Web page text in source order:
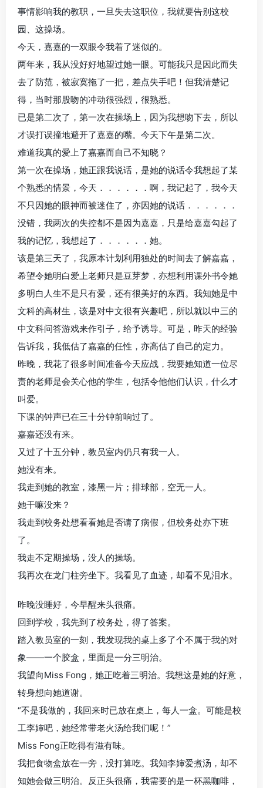
事情影响我的教职，一旦失去这职位，我就要告别这校
园、这操场。
今天，嘉嘉的一双眼令我着了迷似的。
两年来，我从没好好地望过她一眼。可能我只是因此而失
去了防范，被寂寞拖了一把，差点失手吧！但我清楚记
得，当时那股吻的冲动很强烈，很熟悉。
已是第二次了，第一次在操场上，因为我想吻下去，所以
才误打误撞地避开了嘉嘉的嘴。今天下午是第二次。
难道我真的爱上了嘉嘉而自己不知晓？
第一次在操场，她正跟我说话，是她的说话令我想起了某
个熟悉的情景，今天．．．．．．啊，我记起了，我今天
不只因她的眼神而被迷住了，亦因她的说话．．．．．．
没错，我两次的失控都不是因为嘉嘉，只是给嘉嘉勾起了
我的记忆，我想起了．．．．．．她。
该是第三天了，我原本计划利用独处的时间去了解嘉嘉，
希望令她明白爱上老师只是豆芽梦，亦想利用课外书令她
多明白人生不是只有爱，还有很美好的东西。我知她是中
文科的高材生，该是对中文很有兴趣吧，所以就以中三的
中文科问答游戏来作引子，给予诱导。可是，昨天的经验
告诉我，我低估了嘉嘉的任性，亦高估了自己的定力。
昨晚，我花了很多时间准备今天应战，我要她知道一位尽
责的老师是会关心他的学生，包括令他他们认识，什么才
叫爱。
下课的钟声已在三十分钟前响过了。
嘉嘉还没有来。
又过了十五分钟，教员室内仍只有我一人。
她没有来。
我走到她的教室，漆黑一片；排球部，空无一人。
她干嘛没来？
我走到校务处想看看她是否请了病假，但校务处亦下班
了。
我走不定期操场，没人的操场。
我再次在龙门柱旁坐下。我看见了血迹，却看不见泪水。
昨晚没睡好，今早醒来头很痛。
回到学校，我先到了校务处，得了答案。
踏入教员室的一刻，我发现我的桌上多了个不属于我的对
象——一个胶盒，里面是一分三明治。
我望向Miss Fong，她正吃着三明治。我想这是她的好意，
转身想向她道谢。
“不是我做的，我回来时已放在桌上，每人一盒。可能是校
工李婶吧，她经常带老火汤给我们呢！”
Miss Fong正吃得有滋有味。
我把食物盒放在一旁，没打算吃。我知李婶爱煮汤，却不
知她会做三明治。反正头很痛，我需要的是一杯黑咖啡，